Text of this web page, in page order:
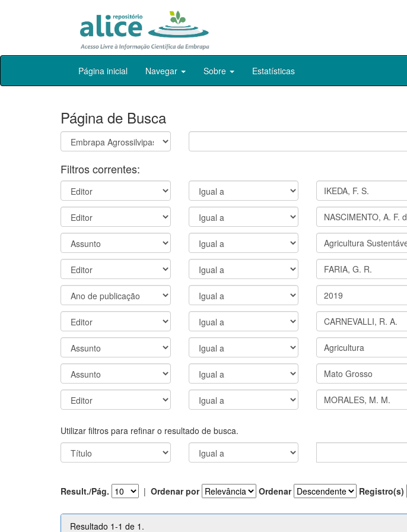
Skip
Página inicial Navegar Sobre Estatísticas
Página de Busca
Filtros correntes:
Utilizar filtros para refinar o resultado de busca.
Result./Pág. | Ordenar por Ordenar Registro(s)
Resultado 1-1 de 1.